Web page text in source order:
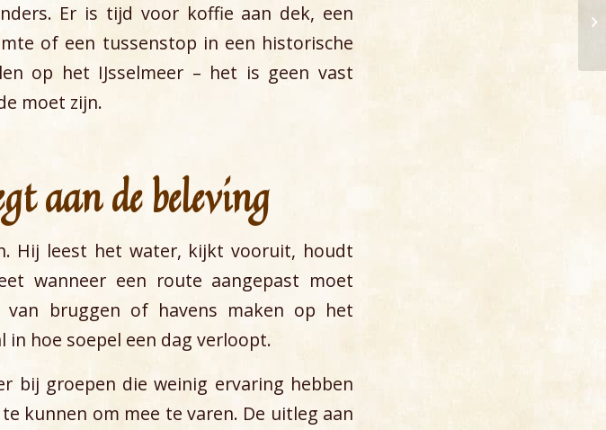
Er is tijd voor koffie aan dek, een
of een tussenstop in een historische
op het IJsselmeer – het is geen vast
moet zijn.
aan de beleving
Hij leest het water, kijkt vooruit, houdt
wanneer een route aangepast moet
bruggen of havens maken op het
in hoe soepel een dag verloopt.
bij groepen die weinig ervaring hebben
kunnen om mee te varen. De uitleg aan